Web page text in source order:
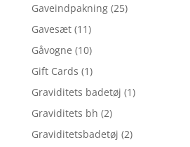
Gaveindpakning (25)
Gavesæt (11)
Gåvogne (10)
Gift Cards (1)
Graviditets badetøj (1)
Graviditets bh (2)
Graviditetsbadetøj (2)